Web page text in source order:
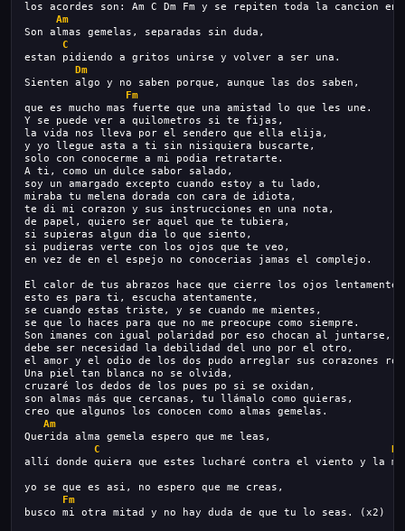
los acordes son: Am C Dm Fm y se repiten toda la cancion en
Am
Son almas gemelas, separadas sin duda,
C
estan pidiendo a gritos unirse y volver a ser una.
Dm
Sienten algo y no saben porque, aunque las dos saben,
Fm
que es mucho mas fuerte que una amistad lo que les une.
Y se puede ver a quilometros si te fijas,
la vida nos lleva por el sendero que ella elija,
y yo llegue asta a ti sin nisiquiera buscarte,
solo con conocerme a mi podia retratarte.
A ti, como un dulce sabor salado,
soy un amargado excepto cuando estoy a tu lado,
miraba tu melena dorada con cara de idiota,
te di mi corazon y sus instrucciones en una nota,
de papel, quiero ser aquel que te tubiera,
si supieras algun dia lo que siento,
si pudieras verte con los ojos que te veo,
en vez de en el espejo no conocerias jamas el complejo.
El calor de tus abrazos hace que cierre los ojos lentamente,
esto es para ti, escucha atentamente,
se cuando estas triste, y se cuando me mientes,
se que lo haces para que no me preocupe como siempre.
Son imanes con igual polaridad por eso chocan al juntarse,
debe ser necesidad la debilidad del uno por el otro,
el amor y el odio de los dos pudo arreglar sus corazones
Una piel tan blanca no se olvida,
cruzaré los dedos de los pues po si se oxidan,
son almas más que cercanas, tu llámalo como quieras,
creo que algunos los conocen como almas gemelas.
Am
Querida alma gemela espero que me leas,
C
Dm
allí donde quiera que estes lucharé contra el viento y la
yo se que es asi, no espero que me creas,
Fm
busco mi otra mitad y no hay duda de que tu lo seas. (x2)